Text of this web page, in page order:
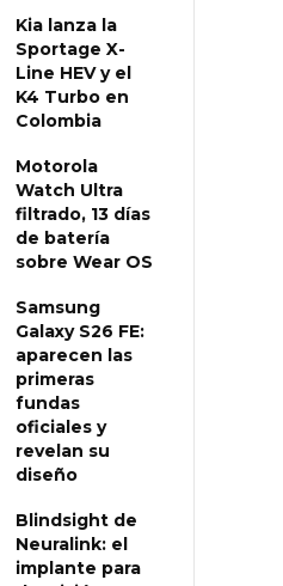
Kia lanza la
Sportage X-
Line HEV y el
K4 Turbo en
Colombia
Motorola
Watch Ultra
filtrado, 13 días
de batería
sobre Wear OS
Samsung
Galaxy S26 FE:
aparecen las
primeras
fundas
oficiales y
revelan su
diseño
Blindsight de
Neuralink: el
implante para